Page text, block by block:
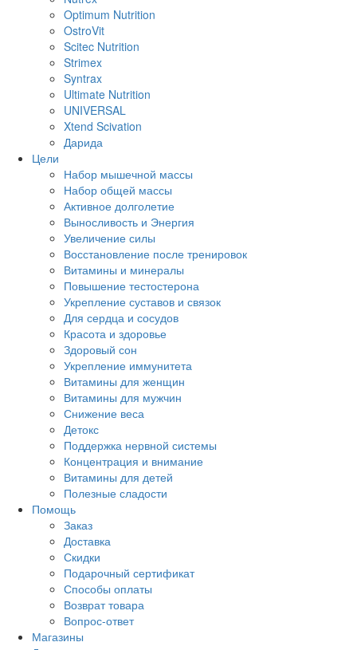
Optimum Nutrition
OstroVit
Scitec Nutrition
Strimex
Syntrax
Ultimate Nutrition
UNIVERSAL
Xtend Scivation
Дарида
Цели
Набор мышечной массы
Набор общей массы
Активное долголетие
Выносливость и Энергия
Увеличение силы
Восстановление после тренировок
Витамины и минералы
Повышение тестостерона
Укрепление суставов и связок
Для сердца и сосудов
Красота и здоровье
Здоровый сон
Укрепление иммунитета
Витамины для женщин
Витамины для мужчин
Снижение веса
Детокс
Поддержка нервной системы
Концентрация и внимание
Витамины для детей
Полезные сладости
Помощь
Заказ
Доставка
Скидки
Подарочный сертификат
Способы оплаты
Возврат товара
Вопрос-ответ
Магазины